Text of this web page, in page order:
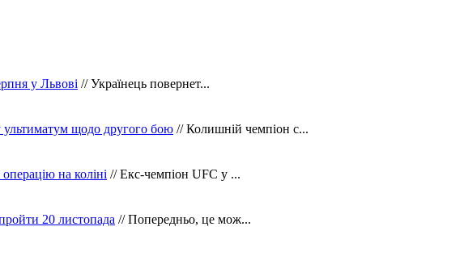
у Львові // Українець повернет...
щодо другого бою // Колишній чемпіон с...
на коліні // Екс-чемпіон UFC у ...
20 листопада // Попередньо, це мож...